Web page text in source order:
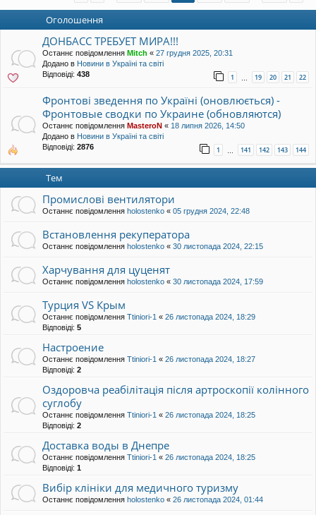
уп
Оголошення
ДОНБАСС ТРЕБУЕТ МИРА!!!
Останнє повідомлення Mitch « 27 грудня 2025, 20:31
Додано в Новини в Україні та світі
Відповіді: 438 1 … 19 20 21 22
Фронтові зведення по Україні (оновлюється) -
Фронтовые сводки по Украине (обновляются)
Останнє повідомлення MasteroN « 18 липня 2026, 14:50
Додано в Новини в Україні та світі
Відповіді: 2876 1 … 141 142 143 144
Тем
Промислові вентилятори
Останнє повідомлення holostenko « 05 грудня 2024, 22:48
Встановлення рекуператора
Останнє повідомлення holostenko « 30 листопада 2024, 22:15
Харчування для цуценят
Останнє повідомлення holostenko « 30 листопада 2024, 17:59
Турция VS Крым
Останнє повідомлення Ttiniori-1 « 26 листопада 2024, 18:29
Відповіді: 5
Настроение
Останнє повідомлення Ttiniori-1 « 26 листопада 2024, 18:27
Відповіді: 2
Оздоровча реабілітація після артроскопії колінного
суглобу
Останнє повідомлення Ttiniori-1 « 26 листопада 2024, 18:25
Відповіді: 2
Доставка воды в Днепре
Останнє повідомлення Ttiniori-1 « 26 листопада 2024, 18:25
Відповіді: 1
Вибір клініки для медичного туризму
Останнє повідомлення holostenko « 26 листопада 2024, 01:44